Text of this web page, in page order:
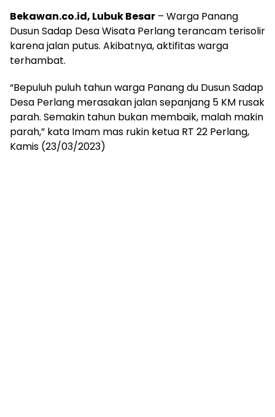
Bekawan.co.id, Lubuk Besar – Warga Panang
Dusun Sadap Desa Wisata Perlang terancam terisolir
karena jalan putus. Akibatnya, aktifitas warga
terhambat.
“Bepuluh puluh tahun warga Panang du Dusun Sadap
Desa Perlang merasakan jalan sepanjang 5 KM rusak
parah. Semakin tahun bukan membaik, malah makin
parah,” kata Imam mas rukin ketua RT 22 Perlang,
Kamis (23/03/2023)